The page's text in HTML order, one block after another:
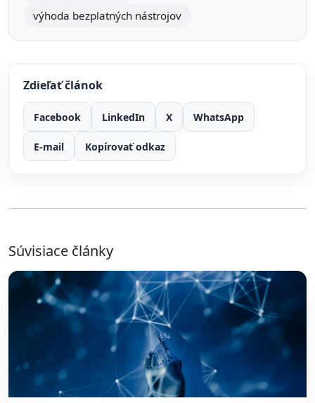
výhoda bezplatných nástrojov
Zdieľať článok
Facebook LinkedIn X WhatsApp
E-mail Kopírovať odkaz
Súvisiace články